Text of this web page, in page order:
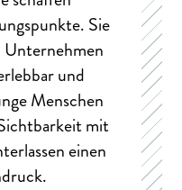
Sie
Unternehmen
und
Menschen
mit
einen